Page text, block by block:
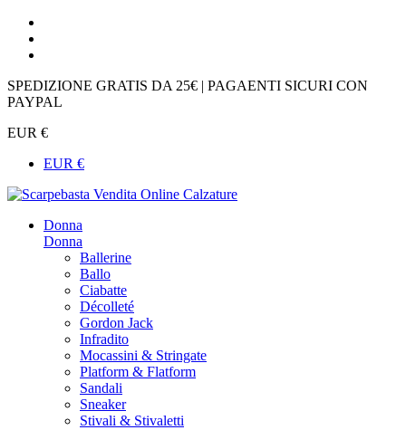
SPEDIZIONE GRATIS DA 25€ | PAGAENTI SICURI CON
PAYPAL
EUR €
EUR €
Donna
Donna
Ballerine
Ballo
Ciabatte
Décolleté
Gordon Jack
Infradito
Mocassini & Stringate
Platform & Flatform
Sandali
Sneaker
Stivali & Stivaletti